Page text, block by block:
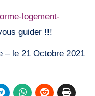
logement-
guider !!!
– le 21 Octobre 2021